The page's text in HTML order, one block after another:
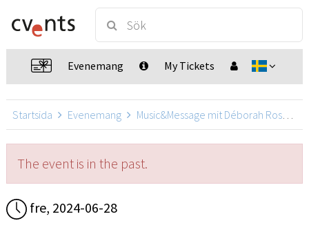
Evenemang My Tickets
Startsida Evenemang Music&Message mit Déborah Rosenkranz
The event is in the past.
fre, 2024-06-28